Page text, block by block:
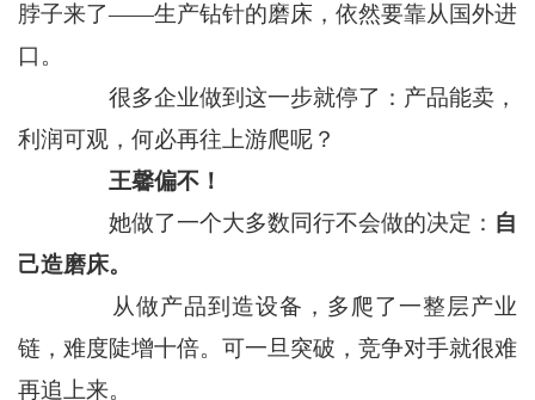
脖子来了——生产钻针的磨床，依然要靠从国外进
口。
很多企业做到这一步就停了：产品能卖，
利润可观，何必再往上游爬呢？
王馨偏不！
她做了一个大多数同行不会做的决定： 自
己造磨床。
从做产品到造设备，多爬了一整层产业
链，难度陡增十倍。可一旦突破，竞争对手就很难
再追上来。